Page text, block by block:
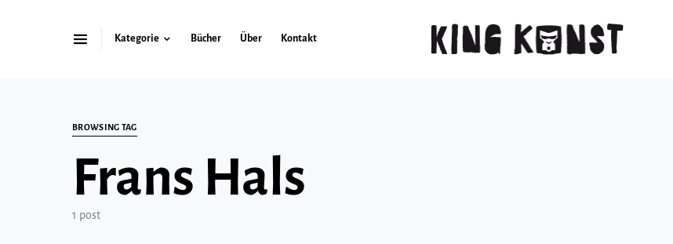
Kategorie Bücher Über Kontakt
BROWSING TAG
Frans Hals
1 post